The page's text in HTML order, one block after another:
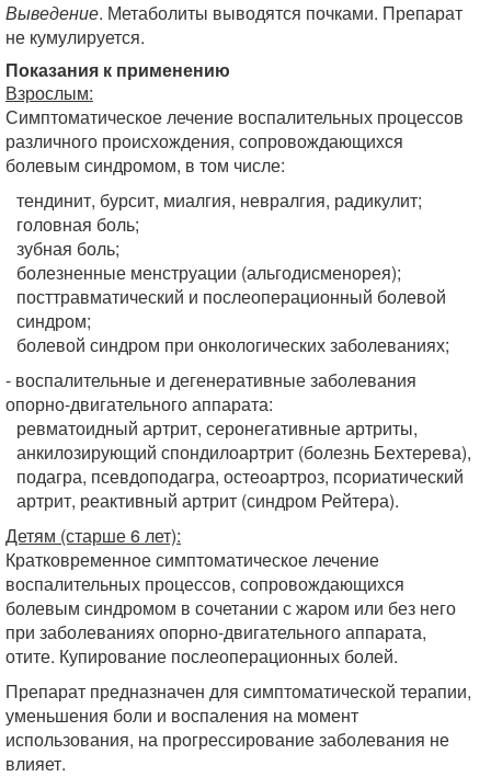
Выведение. Метаболиты выводятся почками. Препарат
не кумулируется.
Показания к применению
Взрослым:
Симптоматическое лечение воспалительных процессов
различного происхождения, сопровождающихся
болевым синдромом, в том числе:
тендинит, бурсит, миалгия, невралгия, радикулит;
головная боль;
зубная боль;
болезненные менструации (альгодисменорея);
посттравматический и послеоперационный болевой
синдром;
болевой синдром при онкологических заболеваниях;
- воспалительные и дегенеративные заболевания
опорно-двигательного аппарата:
ревматоидный артрит, серонегативные артриты,
анкилозирующий спондилоартрит (болезнь Бехтерева),
подагра, псевдоподагра, остеоартроз, псориатический
артрит, реактивный артрит (синдром Рейтера).
Детям (старше 6 лет):
Кратковременное симптоматическое лечение
воспалительных процессов, сопровождающихся
болевым синдромом в сочетании с жаром или без него
при заболеваниях опорно-двигательного аппарата,
отите. Купирование послеоперационных болей.
Препарат предназначен для симптоматической терапии,
уменьшения боли и воспаления на момент
использования, на прогрессирование заболевания не
влияет.